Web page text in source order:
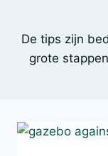
De tips zijn
grote